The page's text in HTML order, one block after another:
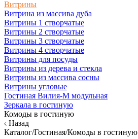
Витрины
Витрина из массива дуба
Витрины 1 створчатые
Витрины 2 створчатые
Витрины 3 створчатые
Витрины 4 створчатые
Витрины для посуды
Витрины из дерева и стекла
Витрины из массива сосны
Витрины угловые
Гостиная Вилия-М модульная
Зеркала в гостиную
Комоды в гостиную
Назад
Каталог/Гостиная/Комоды в гостиную